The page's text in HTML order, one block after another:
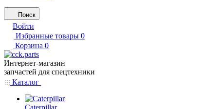
Поиск
Войти
Избранные товары 0
Корзина 0
Интернет-магазин
запчастей для спецтехники
Каталог
Caterpillar